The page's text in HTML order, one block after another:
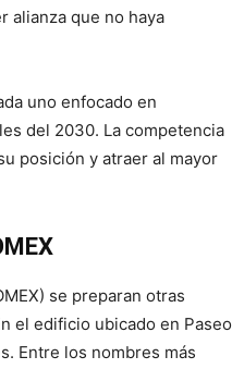
alianza que no haya
uno enfocado en
del 2030. La competencia
posición y atraer al mayor
se preparan otras
el edificio ubicado en Paseo
Entre los nombres más